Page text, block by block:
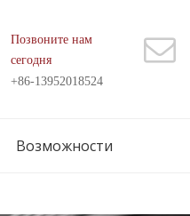
Позвоните нам
сегодня
+86-13952018524
Возможности